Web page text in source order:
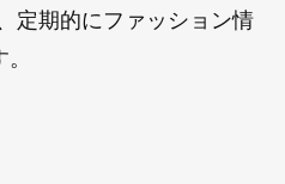
定期的にファッション情